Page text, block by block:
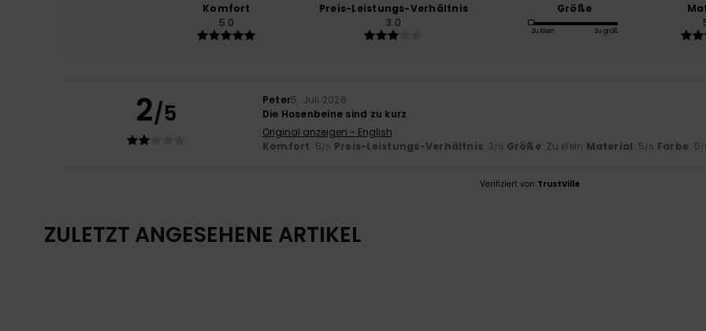
Komfort
5.0
Preis-Leistungs-Verhältnis
3.0
Größe
Zu klein Zu groß
2/5 Peter5. Juli 2026
Die Hosenbeine sind zu kurz
Original anzeigen - English
Komfort: 5 /5 Preis-Leistungs-Verhältnis: 3 /5 Größe: Zu klein Material: 5 /5 Farbe: 5 /
Verifiziert von TrustVille
ZULETZT ANGESEHENE ARTIKEL